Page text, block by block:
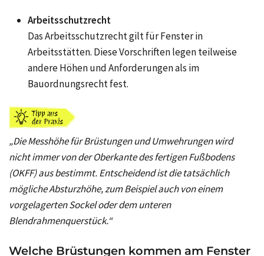
Arbeitsschutzrecht
Das Arbeitsschutzrecht gilt für Fenster in
Arbeitsstätten. Diese Vorschriften legen teilweise
andere Höhen und Anforderungen als im
Bauordnungsrecht fest.
„Die Messhöhe für Brüstungen und Umwehrungen wird
nicht immer von der Oberkante des fertigen Fußbodens
(OKFF) aus bestimmt. Entscheidend ist die tatsächlich
mögliche Absturzhöhe, zum Beispiel auch von einem
vorgelagerten Sockel oder dem unteren
Blendrahmenquerstück.“
Welche Brüstungen kommen am Fenster